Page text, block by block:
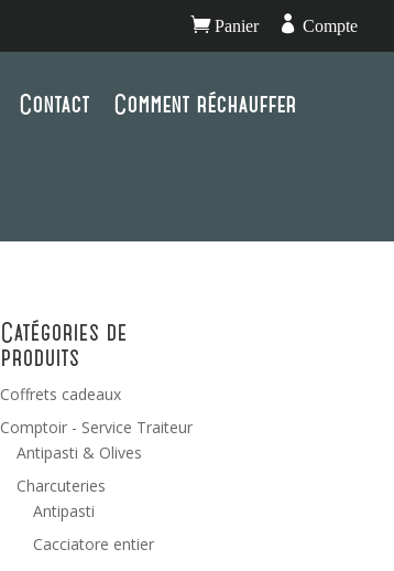
Panier  Compte
Contact Comment réchauffer
Catégories de
produits
Coffrets cadeaux
Comptoir - Service Traiteur
Antipasti & Olives
Charcuteries
Antipasti
Cacciatore entier